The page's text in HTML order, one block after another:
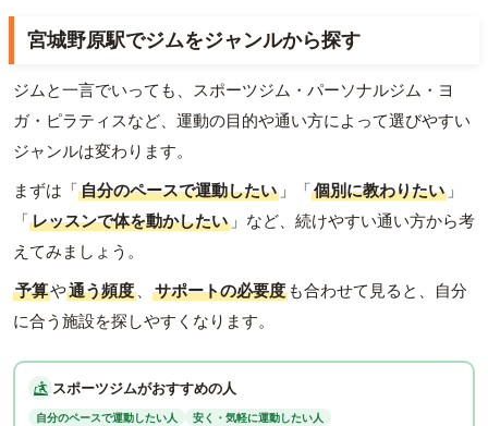
宮城野原駅でジムをジャンルから探す
ジムと一言でいっても、スポーツジム・パーソナルジム・ヨ
ガ・ピラティスなど、運動の目的や通い方によって選びやすい
ジャンルは変わります。
まずは「自分のペースで運動したい 」「個別に教わりたい 」
「レッスンで体を動かしたい 」など、続けやすい通い方から考
えてみましょう。
予算や通う頻度 、 サポートの必要度 も合わせて見ると、自分
に合う施設を探しやすくなります。
スポーツジムがおすすめの人
自分のペースで運動したい人
安く・気軽に運動したい人